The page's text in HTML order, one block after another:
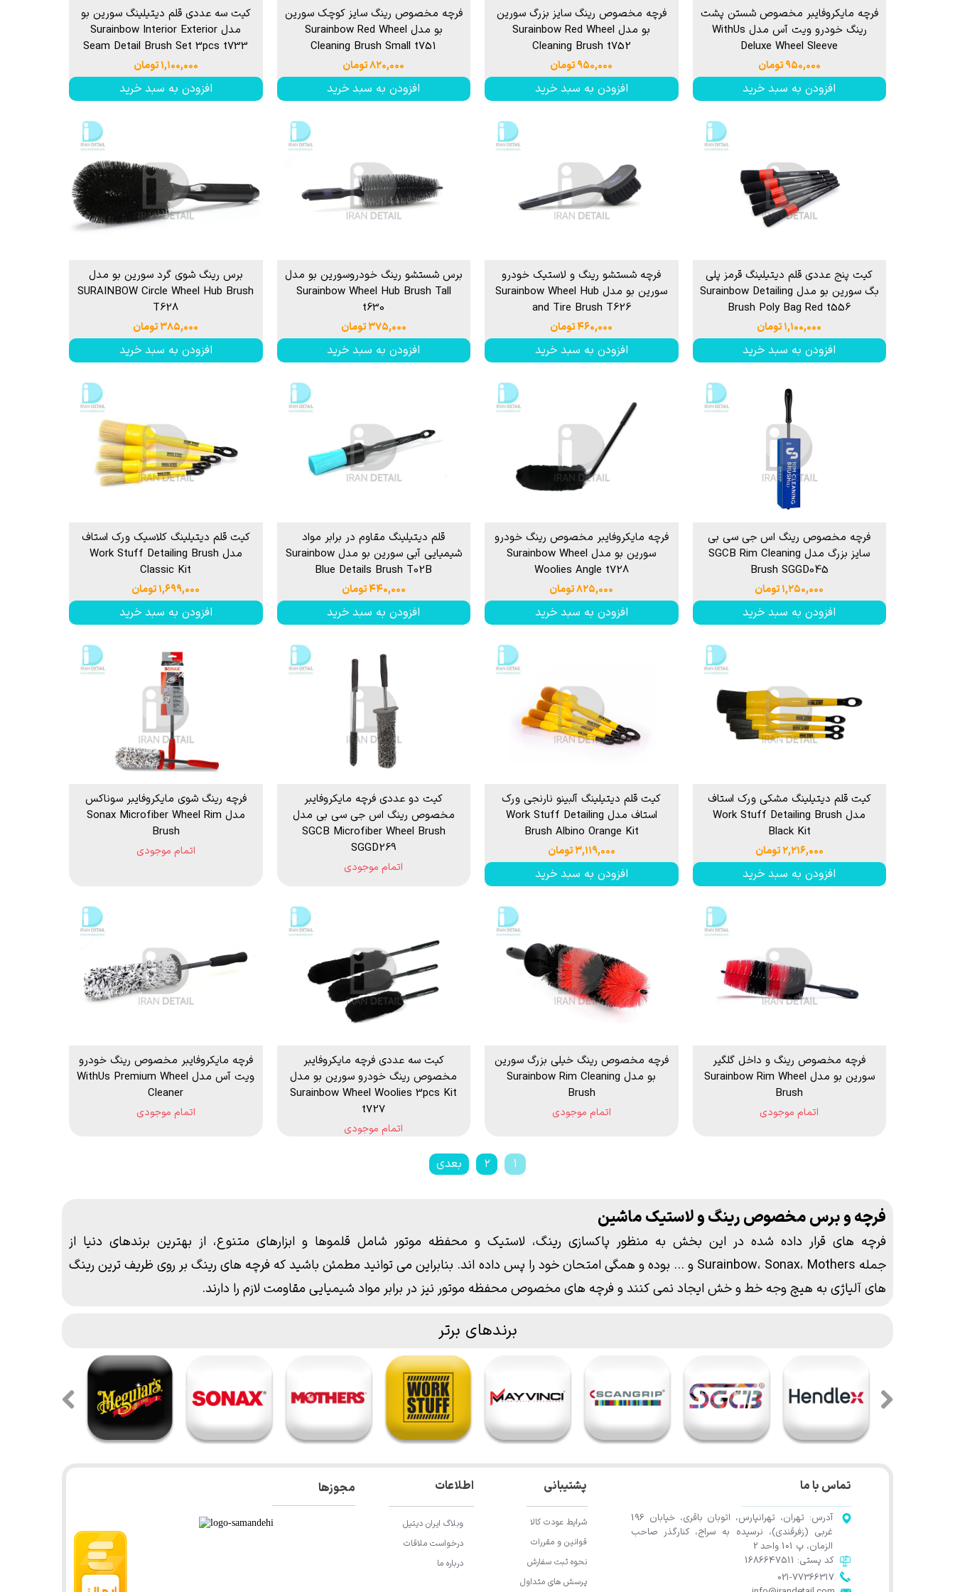
فرچه مایکروفایبر مخصوص شستن پشت
رینگ خودرو ویت آس مدل WithUs
Deluxe Wheel Sleeve
۹۵۰,۰۰۰ تومان
افزودن به سبد خرید
فرچه مخصوص رینگ سایز بزرگ سورین
بو مدل Surainbow Red Wheel
Cleaning Brush t752
۹۵۰,۰۰۰ تومان
افزودن به سبد خرید
فرچه مخصوص رینگ سایز کوچک سورین
بو مدل Surainbow Red Wheel
Cleaning Brush Small t751
۸۲۰,۰۰۰ تومان
افزودن به سبد خرید
کیت سه عددی قلم دیتیلینگ سورین بو
مدل Surainbow Interior Exterior
Seam Detail Brush Set 3pcs t733
۱,۱۰۰,۰۰۰ تومان
افزودن به سبد خرید
کیت پنج عددی قلم دیتیلینگ قرمز پلی
بگ سورین بو مدل Surainbow Detailing
Brush Poly Bag Red t556
۱,۱۰۰,۰۰۰ تومان
افزودن به سبد خرید
فرچه شستشو رینگ و لاستیک خودرو
سورین بو مدل Surainbow Wheel Hub
and Tire Brush T626
۴۶۰,۰۰۰ تومان
افزودن به سبد خرید
برس شستشو رینگ خودروسورین بو مدل
Surainbow Wheel Hub Brush Tall
t630
۳۷۵,۰۰۰ تومان
افزودن به سبد خرید
برس رینگ شوی گرد سورین بو مدل
SURAINBOW Circle Wheel Hub Brush
T628
۳۸۵,۰۰۰ تومان
افزودن به سبد خرید
فرچه مخصوص رینگ اس جی سی بی
سایز بزرگ مدل SGCB Rim Cleaning
Brush SGGD045
۱,۲۵۰,۰۰۰ تومان
افزودن به سبد خرید
فرچه مایکروفایبر مخصوص رینگ خودرو
سورین بو مدل Surainbow Wheel
Woolies Angle t728
۸۲۵,۰۰۰ تومان
افزودن به سبد خرید
قلم دیتیلینگ مقاوم در برابر مواد
شیمیایی آبی سورین بو مدل Surainbow
Blue Details Brush T02B
۴۴۰,۰۰۰ تومان
افزودن به سبد خرید
کیت قلم دیتیلینگ کلاسیک ورک استاف
مدل Work Stuff Detailing Brush
Classic Kit
۱,۶۹۹,۰۰۰ تومان
افزودن به سبد خرید
کیت قلم دیتیلینگ مشکی ورک استاف
مدل Work Stuff Detailing Brush
Black Kit
۲,۲۱۶,۰۰۰ تومان
افزودن به سبد خرید
کیت قلم دیتیلینگ آلبینو نارنجی ورک
استاف مدل Work Stuff Detailing
Brush Albino Orange Kit
۳,۱۱۹,۰۰۰ تومان
افزودن به سبد خرید
کیت دو عددی فرچه مایکروفایبر
مخصوص رینگ اس جی سی بی مدل
SGCB Microfiber Wheel Brush
SGGD269
اتمام موجودی
فرچه رینگ شوی مایکروفایبر سوناکس
مدل Sonax Microfiber Wheel Rim
Brush
اتمام موجودی
فرچه مخصوص رینگ و داخل گلگیر
سورین بو مدل Surainbow Rim Wheel
Brush
اتمام موجودی
فرچه مخصوص رینگ خیلی بزرگ سورین
بو مدل Surainbow Rim Cleaning
Brush
اتمام موجودی
کیت سه عددی فرچه مایکروفایبر
مخصوص رینگ خودرو سورین بو مدل
Surainbow Wheel Woolies 3pcs Kit
t727
اتمام موجودی
فرچه مایکروفایبر مخصوص رینگ خودرو
ویت آس مدل WithUs Premium Wheel
Cleaner
اتمام موجودی
۱ ۲ بعدی
فرچه و برس مخصوص رینگ و لاستیک ماشین
فرچه های قرار داده شده در این بخش به منظور پاکسازی رینگ، لاستیک و محفظه موتور شامل قلموها و ابزارهای متنوع، از بهترین برندهای دنیا از
جمله Surainbow، Sonax، Mothers و ... بوده و همگی امتحان خود را پس داده اند. بنابراین می توانید مطمئن باشید که فرچه های رینگ بر روی ظریف ترین رینگ
های آلیاژی به هیچ وجه خط و خش ایجاد نمی کنند وفرچه های مخصوص محفظه موتور نیز در برابر مواد شیمیایی مقاومت لازم را دارند.​​​​​​​
برندهای برتر
تماس با ما
آدرس: تهران، تهرانپارس، اتوبان باقری، خیابان 196
غربی (زفرقندی)، نرسیده به سراج، کنارگذر صاحب
الزمان، پ 101 واحد 2
021-77366317​​​​​​​​​​​​​​​​​​​​​
کد پستی: 1686647511
اطلاعات
وبلاگ ایران دیتیل
درخواست ملاقات
درباره ما
پشتیبانی
شرایط عودت کالا
قوانین و مقررات
نحوه ثبت سفارش
پرسش های متداول
مجوزها